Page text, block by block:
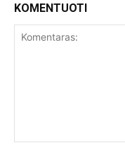
KOMENTUOTI